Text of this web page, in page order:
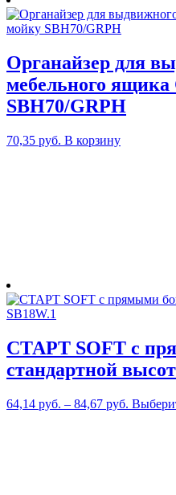
Органайзер для
мебельного
SBH70/GRPH
70,35 руб. В корзину
СТАРТ SOFT с
стандартной
64,14 руб. – 84,67 руб.